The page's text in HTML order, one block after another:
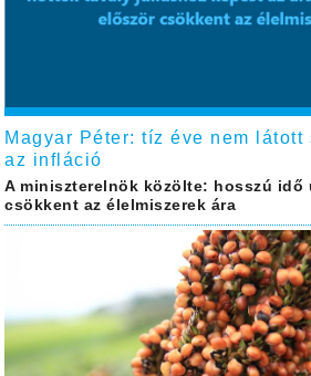
Magyar Péter: tíz éve nem
az infláció
A miniszterelnök közölte: hosszú idő
csökkent az élelmiszerek ára